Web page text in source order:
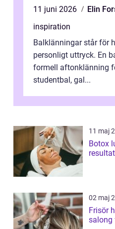
11 juni 2026
Elin
inspiration
Balklänningar står för
personligt uttryck. En
formell aftonklänning
studentbal, gal...
11 maj
Botox lund en guide
02 maj
Frisör
salong